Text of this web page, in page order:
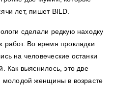
лет, пишет BILD.
сделали редкую находку
работ. Во время прокладки
на человеческие останки
Как выяснилось, это две
молодой женщины в возрасте